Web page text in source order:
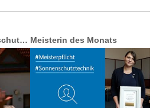
Rollladen- und Sonnenschutztechnik Meisterin des Monats